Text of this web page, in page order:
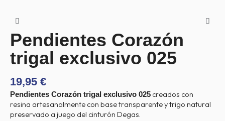
Pendientes Corazón
trigal exclusivo 025
19,95 €
Pendientes Corazón trigal exclusivo 025 creados con
resina artesanalmente con base transparente y trigo natural
preservado a juego del cinturón Degas.